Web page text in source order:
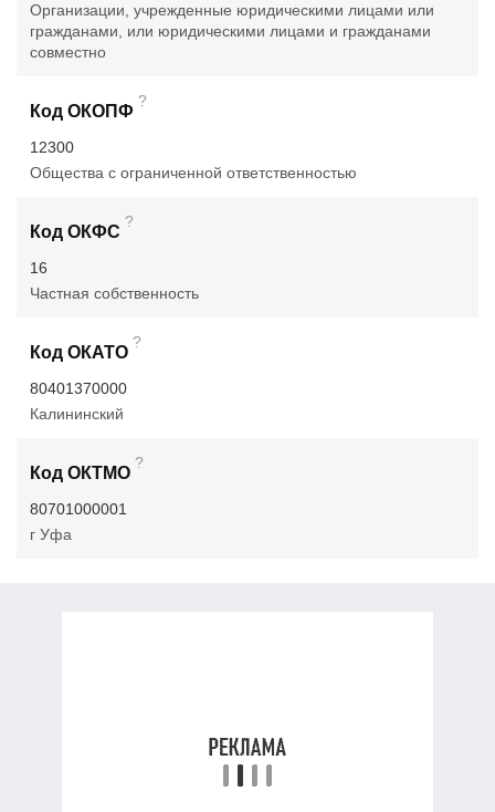
Организации, учрежденные юридическими лицами или
гражданами, или юридическими лицами и гражданами
совместно
Код ОКОПФ
?
12300
Общества с ограниченной ответственностью
Код ОКФС
?
16
Частная собственность
Код ОКАТО
?
80401370000
Калининский
Код ОКТМО
?
80701000001
г Уфа